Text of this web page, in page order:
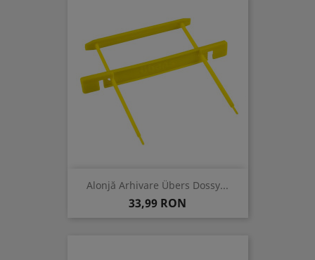
Alonjă Arhivare Übers Dossy...
Pret
33,99 RON